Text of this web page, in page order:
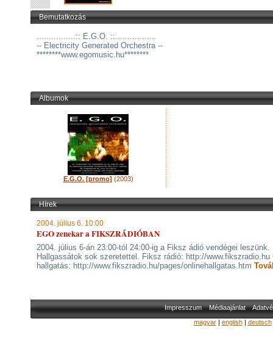
Bemutatkozás
................:: E.G.O. ::.................
-- Electricity Generated Orchestra --
********www.egomusic.hu********
Albumok
E.G.O. [promo] (2003)
Hírek
2004. július 6. 10:00
EGO zenekar a FIKSZRÁDIÓBAN
2004. július 6-án 23:00-tól 24:00-ig a Fiksz ádió vendégei leszünk.
Hallgassátok sok szeretettel. Fiksz rádió: http://www.fikszradio.hu
hallgatás: http://www.fikszradio.hu/pages/onlinehallgatas.htm
Impresszum Médiaajánlat
magyar| english| deutsch